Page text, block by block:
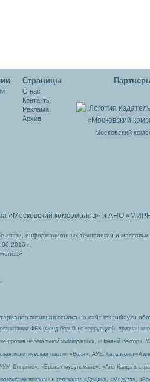
Cтраницы
О нас
Контакты
Реклама
Архив
Московский
«Московский комсомолец» и АНО
информационных технологий и
г.
активная ссылка на сайт mk-turkey.ru
ФБК (Фонд борьбы с коррупцией, признан
против нелегальной иммиграции», «Правый
политическая партия «Воля», АУЕ, батальоны
Синрике», «Братья-мусульмане», «Аль-Каида в
признаны: телеканал «Дождь», «Медуза»,